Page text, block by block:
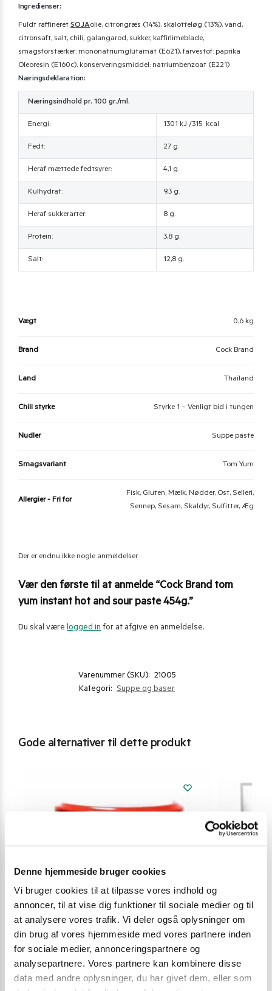
Denne hjemmeside bruger cookies
Vi bruger cookies til at tilpasse vores indhold og
annoncer, til at vise dig funktioner til sociale medier og til
at analysere vores trafik. Vi deler også oplysninger om
din brug af vores hjemmeside med vores partnere inden
for sociale medier, annonceringspartnere og
analysepartnere. Vores partnere kan kombinere disse
data med andre oplysninger, du har givet dem, eller som
Ingredienser:
Fuldt raffineret SOJAolie, citrongræs (14%), skalotteløg (13%), vand,
citronsaft, salt, chili, galangarod, sukker, kaffirlimeblade,
smagsforstærker: mononatriumglutamat (E621), farvestof: paprika
Oleoresin (E160c), konserveringsmiddel: natriumbenzoat (E221)
Næringsdeklaration:
Næringsindhold pr. 100 gr./ml.
Energi: 1301 kJ /315 kcal
Fedt: 27 g.
Heraf mættede fedtsyrer: 4,1 g.
Kulhydrat: 9,3 g.
Heraf sukkerarter: 8 g.
Protein: 3,8 g.
Salt: 12,8 g.
Vægt 0,6 kg
Brand Cock Brand
Land Thailand
Chili styrke Styrke 1 – Venligt bid i tungen
Nudler Suppe paste
Smagsvariant Tom Yum
Allergier - Fri for
Fisk, Gluten, Mælk, Nødder, Ost, Selleri,
Sennep, Sesam, Skaldyr, Sulfitter, Æg
Der er endnu ikke nogle anmeldelser.
Vær den første til at anmelde “Cock Brand tom
yum instant hot and sour paste 454g.”
Du skal være logged in for at afgive en anmeldelse.
Varenummer (SKU): 21005
Kategori: Suppe og baser
Gode alternativer til dette produkt